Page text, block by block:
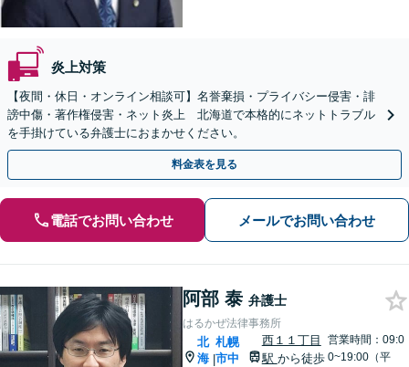
炎上対策
【夜間・休日・オンライン相談可】名誉棄損・プライバシー侵害・誹
謗中傷・著作権侵害・ネット炎上 北海道で本格的にネットトラブル
を手掛けている弁護士におまかせください。
料金表を見る
電話でお問い合わせ メールでお問い合わせ
阿部 泰 弁護士
はるかぜ法律事務所
北
海 |
札幌
市中
西１１丁目
駅 から徒歩
営業時間：09:0
0~19:00（平